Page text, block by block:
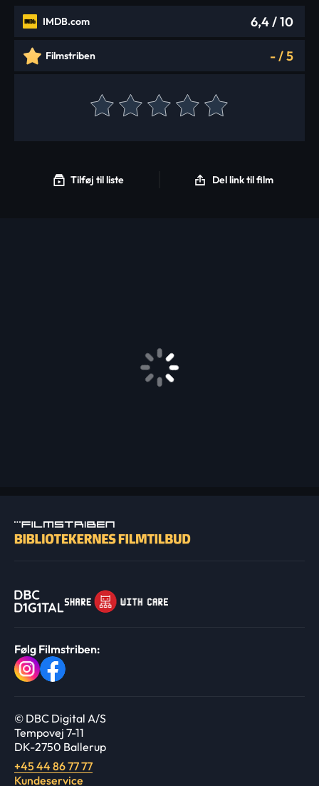
IMDB.com 6,4/ 10
Filmstriben -/5
Tilføj til liste Del link til film
Følg Filmstriben:
© DBC Digital A/S
Tempovej 7-11
DK-2750 Ballerup
+45 44 86 77 77
Kundeservice